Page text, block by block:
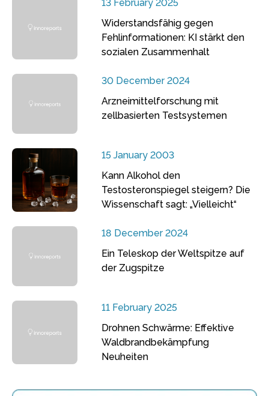
13 February 2025
Widerstandsfähig gegen
Fehlinformationen: KI stärkt den
sozialen Zusammenhalt
30 December 2024
Arzneimittelforschung mit
zellbasierten Testsystemen
15 January 2003
Kann Alkohol den
Testosteronspiegel steigern? Die
Wissenschaft sagt: „Vielleicht“
18 December 2024
Ein Teleskop der Weltspitze auf
der Zugspitze
11 February 2025
Drohnen Schwärme: Effektive
Waldbrandbekämpfung
Neuheiten